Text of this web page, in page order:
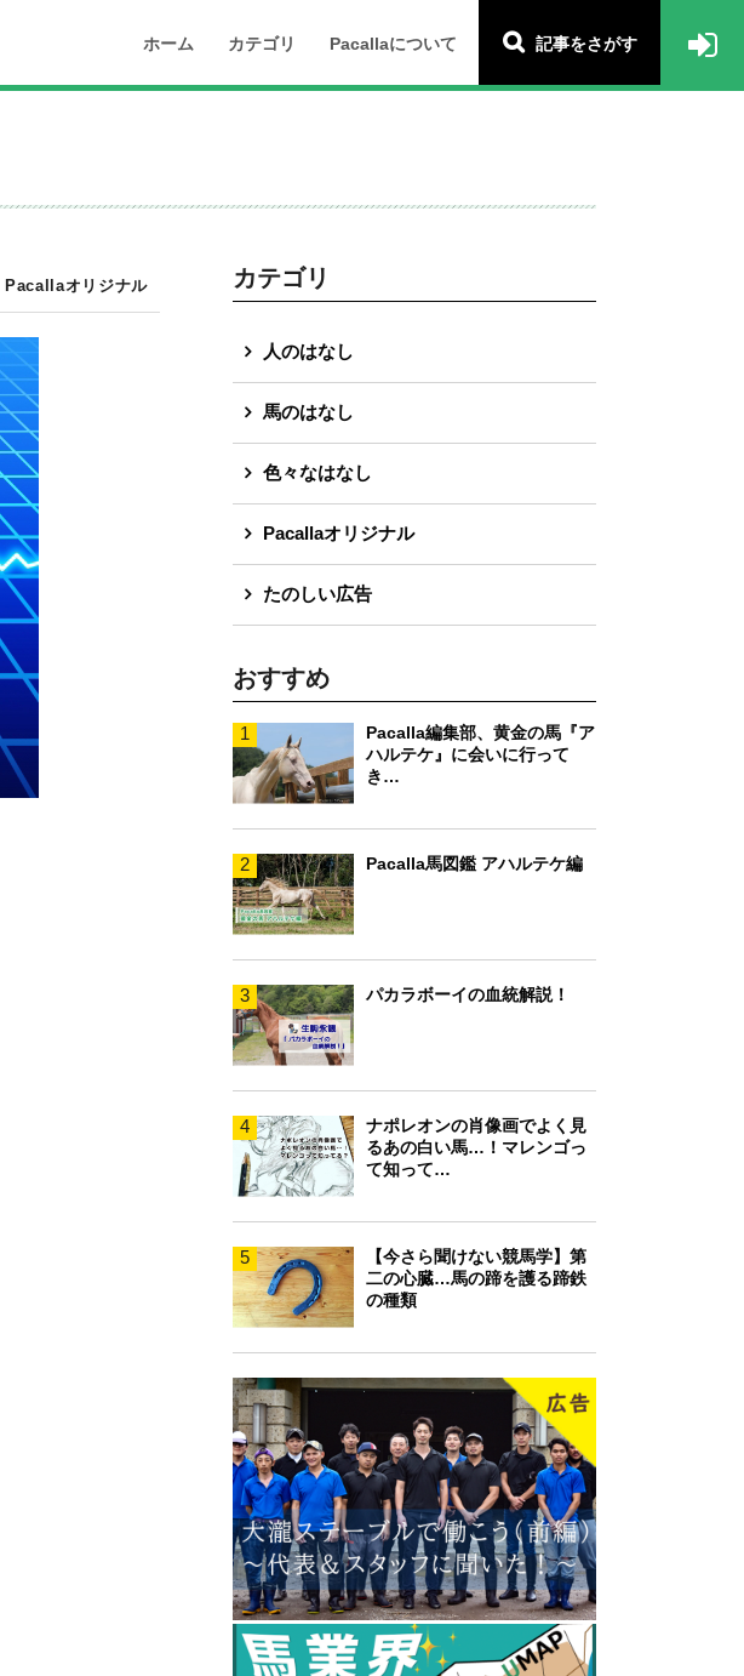
ホーム カテゴリ Pacallaについて 記事をさがす
Pacallaオリジナル カテゴリ
人のはなし
馬のはなし
色々なはなし
Pacallaオリジナル
たのしい広告
おすすめ
1
Pacalla編集部、黄金の馬『ア
ハルテケ』に会いに行って
き…
2 Pacalla馬図鑑 アハルテケ編
3 パカラボーイの血統解説！
4
ナポレオンの肖像画でよく見
るあの白い馬…！マレンゴっ
て知って…
5
【今さら聞けない競馬学】第
二の心臓…馬の蹄を護る蹄鉄
の種類